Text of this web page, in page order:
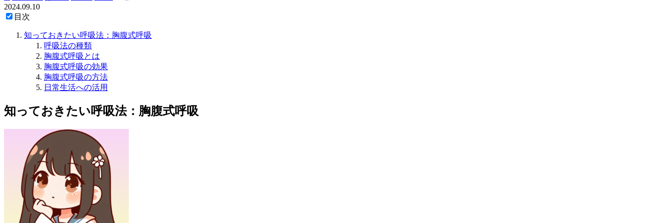
2024.09.10
目次
知っておきたい呼吸法：胸腹式呼吸
呼吸法の種類
胸腹式呼吸とは
胸腹式呼吸の効果
胸腹式呼吸の方法
日常生活への活用
知っておきたい呼吸法：胸腹式呼吸